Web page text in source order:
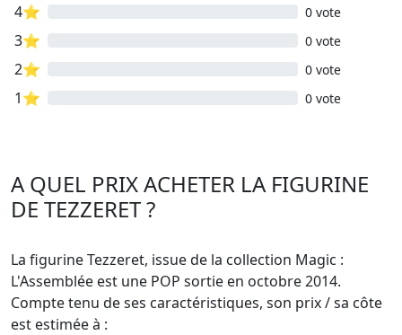
4⭐ 0 vote
3⭐ 0 vote
2⭐ 0 vote
1⭐ 0 vote
A QUEL PRIX ACHETER LA FIGURINE
DE TEZZERET ?
La figurine Tezzeret, issue de la collection Magic :
L'Assemblée est une POP sortie en octobre 2014.
Compte tenu de ses caractéristiques, son prix / sa côte
est estimée à :